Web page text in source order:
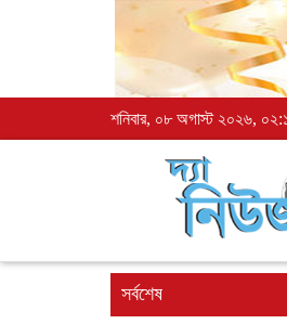
শনিবার, ০৮ অগাস্ট ২০২৬,
সর্বশেষ